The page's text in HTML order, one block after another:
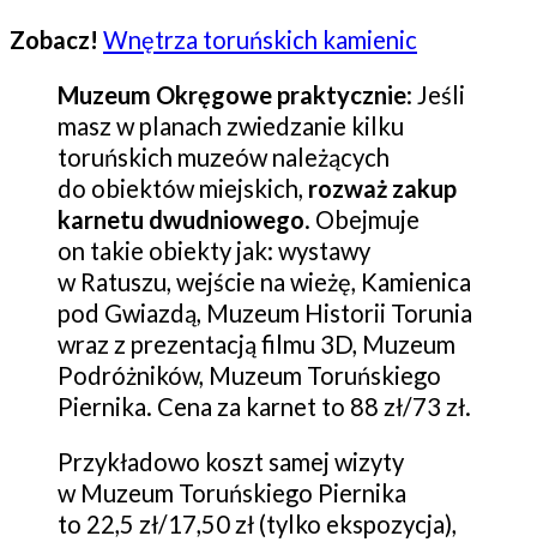
Zobacz! Wnętrza toruńskich kamienic
Muzeum Okręgowe praktycznie: Jeśli
masz w planach zwiedzanie kilku
toruńskich muzeów należących
do obiektów miejskich, rozważ zakup
karnetu dwudniowego. Obejmuje
on takie obiekty jak: wystawy
w Ratuszu, wejście na wieżę, Kamienica
pod Gwiazdą, Muzeum Historii Torunia
wraz z prezentacją filmu 3D, Muzeum
Podróżników, Muzeum Toruńskiego
Piernika. Cena za karnet to 88 zł/73 zł.
Przykładowo koszt samej wizyty
w Muzeum Toruńskiego Piernika
to 22,5 zł/17,50 zł (tylko ekspozycja),